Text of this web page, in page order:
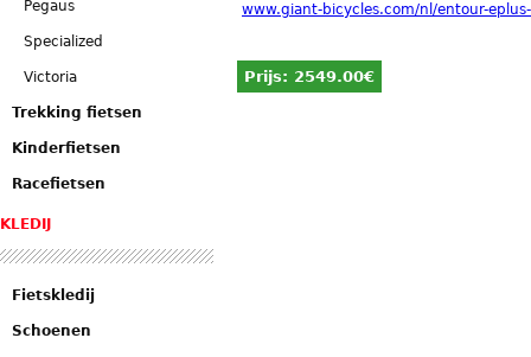
www.giant-bicycles.com/nl/entour-
Prijs: 2549.00€
Pegaus
Specialized
Victoria
Trekking fietsen
Kinderfietsen
Racefietsen
KLEDIJ
Fietskledij
Schoenen